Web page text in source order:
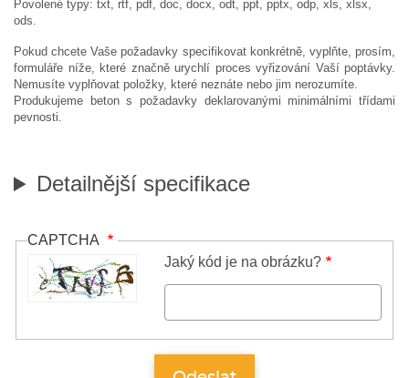
Povolené typy: txt, rtf, pdf, doc, docx, odt, ppt, pptx, odp, xls, xlsx,
ods.
Pokud chcete Vaše požadavky specifikovat konkrétně, vyplňte, prosím,
formuláře níže, které značně urychlí proces vyřizování Vaší poptávky.
Nemusíte vyplňovat položky, které neznáte nebo jim nerozumíte.
Produkujeme beton s požadavky deklarovanými minimálními třídami
pevnosti.
Detailnější specifikace
CAPTCHA
Jaký kód je na obrázku?